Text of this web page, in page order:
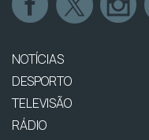
NOTÍCIAS
DESPORTO
TELEVISÃO
RÁDIO